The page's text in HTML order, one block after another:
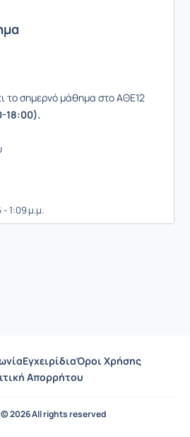
το σημερνό μάθημα στο ΑΘΕ12
18:00).
1:09 μ.μ.
ΕγχειρίδιαΌροι Χρήσης
Απορρήτου
2026 All rights reserved